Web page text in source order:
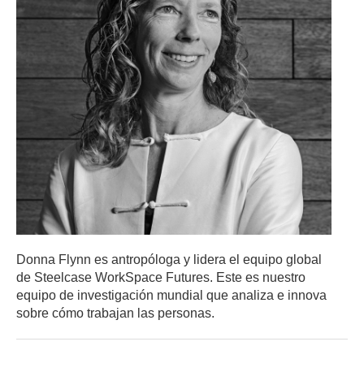
Donna Flynn es antropóloga y lidera el equipo global
de Steelcase WorkSpace Futures. Este es nuestro
equipo de investigación mundial que analiza e innova
sobre cómo trabajan las personas.